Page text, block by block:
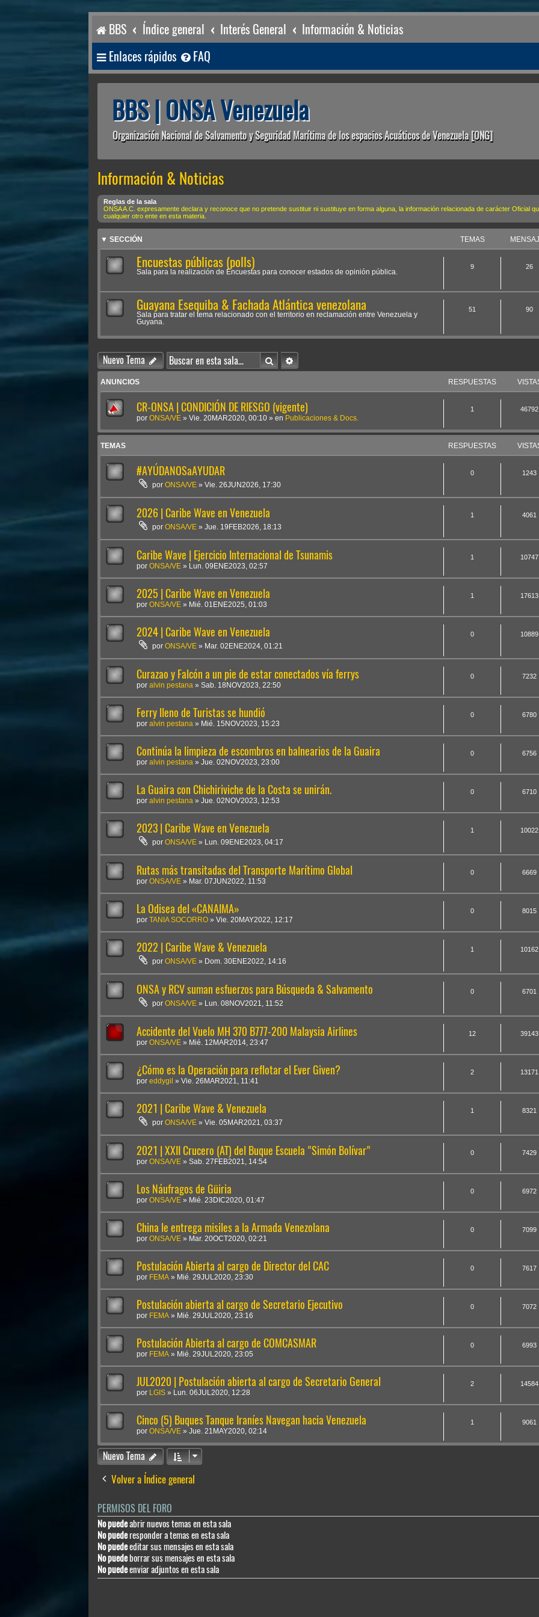
BBS Índice general Interés General Información & Noticias
Enlaces rápidos FAQ
BBS | ONSA Venezuela
Organización Nacional de Salvamento y Seguridad Marítima de los espacios Acuáticos de Venezuela [ONG]
Información & Noticias
Reglas de la sala
ONSA A.C. expresamente declara y reconoce que no pretende sustituir ni sustituye en forma alguna, la información relacionada de carácter Oficial
cualquier otro ente en esta materia.
▼ SECCIÓN TEMAS
Encuestas públicas (polls)
Sala para la realización de Encuestas para conocer estados de opinión pública.
9 26
Guayana Esequiba & Fachada Atlántica venezolana
Sala para tratar el tema relacionado con el territorio en reclamación entre Venezuela y
Guyana.
51 90
Nuevo Tema BuscarBúsqueda avanzada
ANUNCIOS RESPUESTAS
CR-ONSA | CONDICIÓN DE RIESGO (vigente)
por ONSA/VE » Vie. 20MAR2020, 00:10 » en Publicaciones & Docs.
1 46792
TEMAS RESPUESTAS
#AYÚDANOSaAYUDAR
porONSA/VE »Vie. 26JUN2026, 17:30
0 1243
2026 | Caribe Wave en Venezuela
porONSA/VE »Jue. 19FEB2026, 18:13
1 4061
Caribe Wave | Ejercicio Internacional de Tsunamis
por ONSA/VE » Lun. 09ENE2023, 02:57
1 10747
2025 | Caribe Wave en Venezuela
por ONSA/VE » Mié. 01ENE2025, 01:03
1 17613
2024 | Caribe Wave en Venezuela
porONSA/VE » Mar. 02ENE2024, 01:21
0 10889
Curazao y Falcón a un pie de estar conectados vía ferrys
por alvin pestana » Sab. 18NOV2023, 22:50
0 7232
Ferry lleno de Turistas se hundió
por alvin pestana » Mié. 15NOV2023, 15:23
0 6780
Continúa la limpieza de escombros en balnearios de la Guaira
por alvin pestana » Jue. 02NOV2023, 23:00
0 6756
La Guaira con Chichiriviche de la Costa se unirán.
por alvin pestana » Jue. 02NOV2023, 12:53
0 6710
2023 | Caribe Wave en Venezuela
porONSA/VE » Lun. 09ENE2023, 04:17
1 10022
Rutas más transitadas del Transporte Marítimo Global
por ONSA/VE » Mar. 07JUN2022, 11:53
0 6669
La Odisea del «CANAIMA»
por TANIA SOCORRO » Vie. 20MAY2022, 12:17
0 8015
2022 | Caribe Wave & Venezuela
porONSA/VE » Dom. 30ENE2022, 14:16
1 10162
ONSA y RCV suman esfuerzos para Búsqueda & Salvamento
porONSA/VE » Lun. 08NOV2021, 11:52
0 6701
Accidente del Vuelo MH 370 B777-200 Malaysia Airlines
por ONSA/VE » Mié. 12MAR2014, 23:47
12 39143
¿Cómo es la Operación para reflotar el Ever Given?
por eddygil » Vie. 26MAR2021, 11:41
2 13171
2021 | Caribe Wave & Venezuela
porONSA/VE »Vie. 05MAR2021, 03:37
1 8321
2021 | XXII Crucero (AT) del Buque Escuela "Simón Bolívar"
por ONSA/VE » Sab. 27FEB2021, 14:54
0 7429
Los Náufragos de Güiria
por ONSA/VE » Mié. 23DIC2020, 01:47
0 6972
China le entrega misiles a la Armada Venezolana
por ONSA/VE » Mar. 20OCT2020, 02:21
0 7099
Postulación Abierta al cargo de Director del CAC
por FEMA » Mié. 29JUL2020, 23:30
0 7617
Postulación abierta al cargo de Secretario Ejecutivo
por FEMA » Mié. 29JUL2020, 23:16
0 7072
Postulación Abierta al cargo de COMCASMAR
por FEMA » Mié. 29JUL2020, 23:05
0 6993
JUL2020 | Postulación abierta al cargo de Secretario General
por LGIS » Lun. 06JUL2020, 12:28
2 14584
Cinco (5) Buques Tanque Iraníes Navegan hacia Venezuela
por ONSA/VE » Jue. 21MAY2020, 02:14
1 9061
Nuevo Tema
Volver a Índice general
PERMISOS DEL FORO
No puedeabrir nuevos temas en esta sala
No puederesponder a temas en esta sala
No puedeeditar sus mensajes en esta sala
No puedeborrar sus mensajes en esta sala
No puedeenviar adjuntos en esta sala